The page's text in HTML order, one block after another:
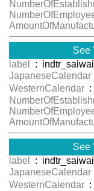
See
label
:
JapaneseCalendar
WesternCalendar
See
label
:
JapaneseCalendar
WesternCalendar